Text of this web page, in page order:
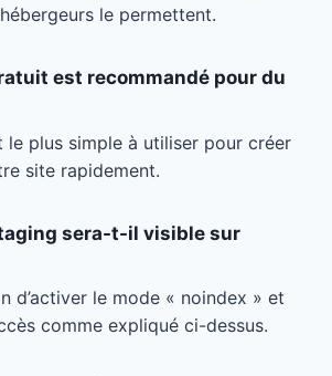
le permettent.
est recommandé pour du
le plus simple à utiliser pour créer
site rapidement.
sera-t-il visible sur
d’activer le mode « noindex » et
comme expliqué ci-dessus.